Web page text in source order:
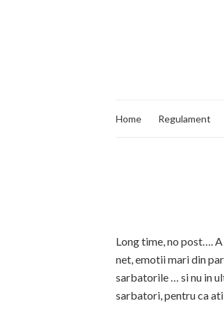
Home Regulament
Long time, no post….
net, emotii mari din
sarbatorile … si nu in
sarbatori, pentru ca